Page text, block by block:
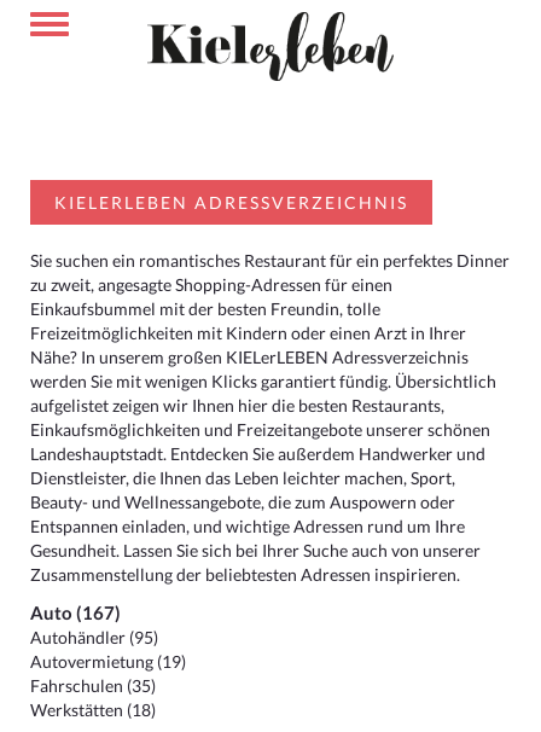
KIELERLEBEN ADRESSVERZEICHNIS
Sie suchen ein romantisches Restaurant für ein perfektes Dinner
zu zweit, angesagte Shopping-Adressen für einen
Einkaufsbummel mit der besten Freundin, tolle
Freizeitmöglichkeiten mit Kindern oder einen Arzt in Ihrer
Nähe? In unserem großen KIELerLEBEN Adressverzeichnis
werden Sie mit wenigen Klicks garantiert fündig. Übersichtlich
aufgelistet zeigen wir Ihnen hier die besten Restaurants,
Einkaufsmöglichkeiten und Freizeitangebote unserer schönen
Landeshauptstadt. Entdecken Sie außerdem Handwerker und
Dienstleister, die Ihnen das Leben leichter machen, Sport,
Beauty- und Wellnessangebote, die zum Auspowern oder
Entspannen einladen, und wichtige Adressen rund um Ihre
Gesundheit. Lassen Sie sich bei Ihrer Suche auch von unserer
Zusammenstellung der beliebtesten Adressen inspirieren.
Auto (167)
Autohändler (95)
Autovermietung (19)
Fahrschulen (35)
Werkstätten (18)